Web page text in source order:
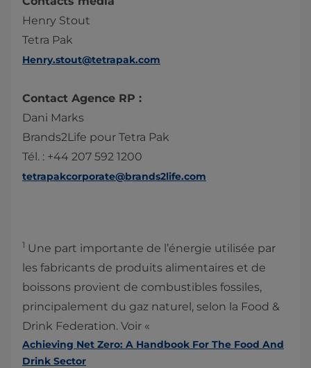
Henry Stout
Tetra Pak
Henry.stout@tetrapak.com
Contact Agence RP :
Dani Marks
Brands2Life pour Tetra Pak
Tél. : +44 207 592 1200
tetrapakcorporate@brands2life.com
1 Une part importante de l’énergie utilisée par
les fabricants de produits alimentaires et de
boissons provient de combustibles fossiles,
principalement du gaz naturel, selon la Food &
Drink Federation. Voir «
Achieving Net Zero: A Handbook For The Food And
Drink Sector